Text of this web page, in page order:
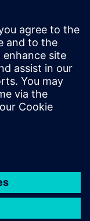
та
порядку
або ремонту з
- Надання
...